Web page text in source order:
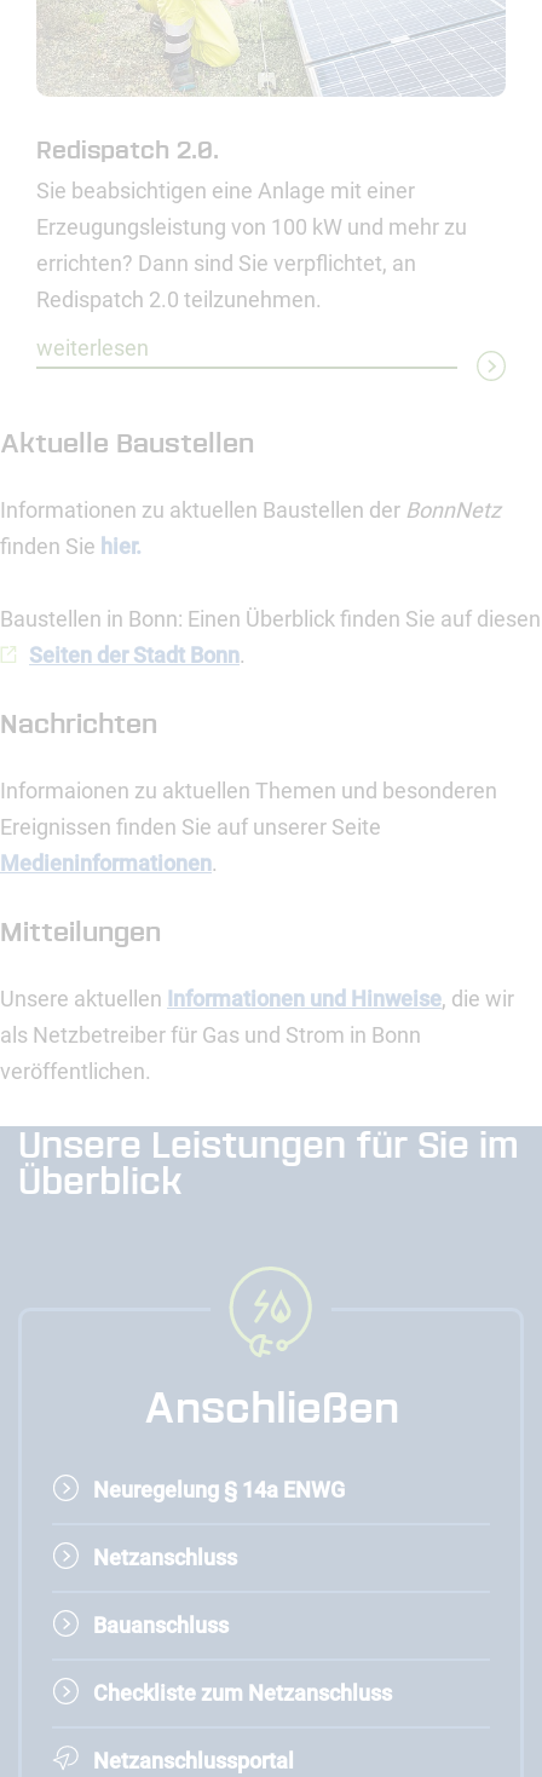
Redispatch 2.0.
Sie beabsichtigen eine Anlage mit einer
Erzeugungsleistung von 100 kW und mehr zu
errichten? Dann sind Sie verpflichtet, an
Redispatch 2.0 teilzunehmen.
weiterlesen
Aktuelle Baustellen
Informationen zu aktuellen Baustellen der BonnNetz
finden Sie hier.
Baustellen in Bonn: Einen Überblick finden Sie auf diesen
Seiten der Stadt Bonn.
Nachrichten
Informaionen zu aktuellen Themen und besonderen
Ereignissen finden Sie auf unserer Seite
Medieninformationen.
Mitteilungen
Unsere aktuellen Informationen und Hinweise, die wir
als Netzbetreiber für Gas und Strom in Bonn
veröffentlichen.
Unsere Leistungen für Sie im
Überblick
Anschließen
Neuregelung § 14a ENWG
Netzanschluss
Bauanschluss
Checkliste zum Netzanschluss
Netzanschlussportal